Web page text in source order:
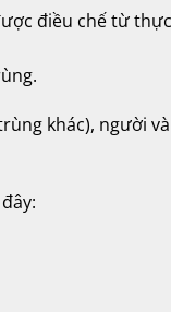
điều chế từ
khác), người